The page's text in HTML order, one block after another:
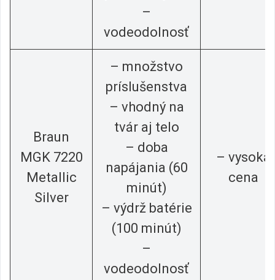
–
vodeodolnosť
Braun
MGK 7220
Metallic
Silver
– množstvo
príslušenstva
– vhodný na
tvár aj telo
– doba
napájania (60
minút)
– výdrž batérie
(100 minút)
–
vodeodolnosť
– vysoká
cena